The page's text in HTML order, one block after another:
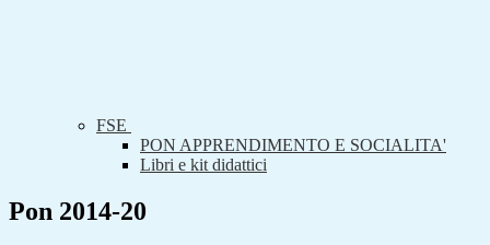
FSE
PON APPRENDIMENTO E SOCIALITA'
Libri e kit didattici
Pon 2014-20